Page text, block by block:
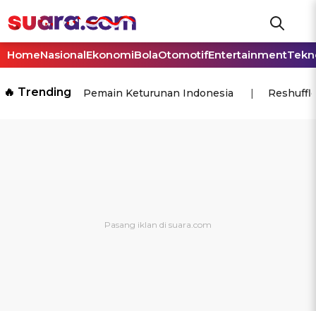
HomeNasionalEkonomiBolaOtomotifEntertainment
🔥 Trending Pemain Keturunan Indonesia